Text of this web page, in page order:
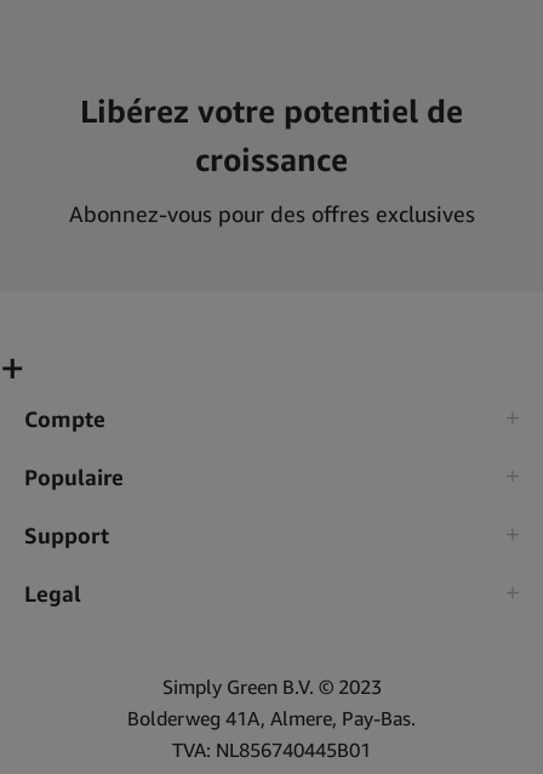
Libérez votre potentiel de
croissance
Abonnez-vous pour des offres exclusives
Compte
Populaire
Support
Legal
Simply Green B.V. © 2023
Bolderweg 41A, Almere, Pay-Bas.
TVA: NL856740445B01